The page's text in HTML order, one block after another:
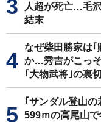
人超が死亡…毛
結末
なぜ柴田勝家は｢
か…秀吉がこっ
｢大物武将｣の裏
｢サンダル登山
599ｍの高尾山